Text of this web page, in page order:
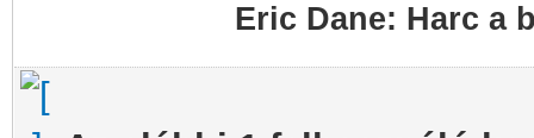
Eric Dane: Harc a